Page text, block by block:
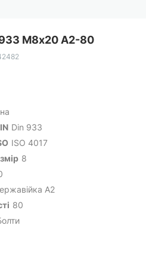
М8х20 А2-80
Din 933
ISO 4017
8
A2
80